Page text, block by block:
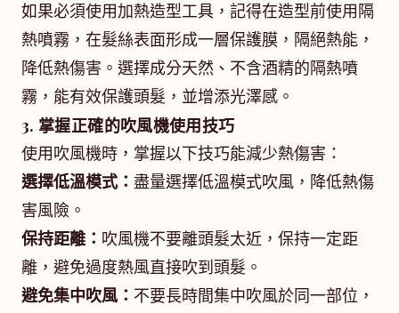
如果必須使用加熱造型工具，記得在造型前使用隔
熱噴霧，在髮絲表面形成一層保護膜，隔絕熱能，
降低熱傷害。選擇成分天然、不含酒精的隔熱噴
霧，能有效保護頭髮，並增添光澤感。
3. 掌握正確的吹風機使用技巧
使用吹風機時，掌握以下技巧能減少熱傷害：
選擇低溫模式： 盡量選擇低溫模式吹風，降低熱傷
害風險。
保持距離： 吹風機不要離頭髮太近，保持一定距
離，避免過度熱風直接吹到頭髮。
避免集中吹風： 不要長時間集中吹風於同一部位，